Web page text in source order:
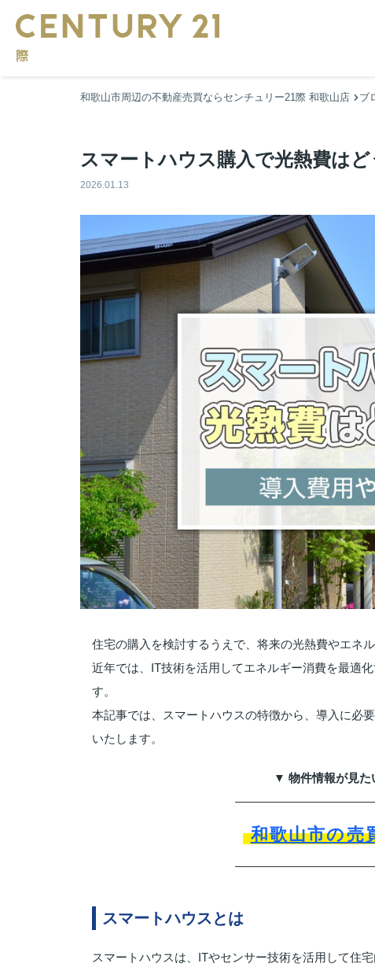
和歌山市周辺の不動産売買ならセンチュリー21際 和歌山店 ブ
スマートハウス購入で光熱費は
2026.01.13
住宅の購入を検討するうえで、将来の光熱費やエネ
近年では、IT技術を活用してエネルギー消費を最適
す。
本記事では、スマートハウスの特徴から、導入に必
いたします。
▼ 物件情報が見た
和歌山市の売
スマートハウスとは
スマートハウスは、ITやセンサー技術を活用して住